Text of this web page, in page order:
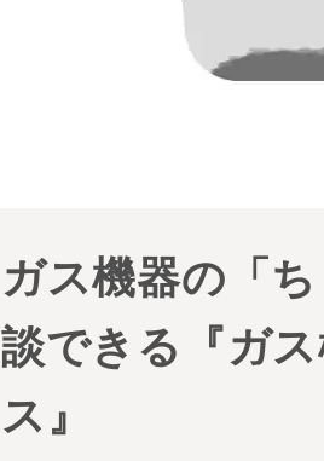
ガス機器の「
談できる『ガ
ス』